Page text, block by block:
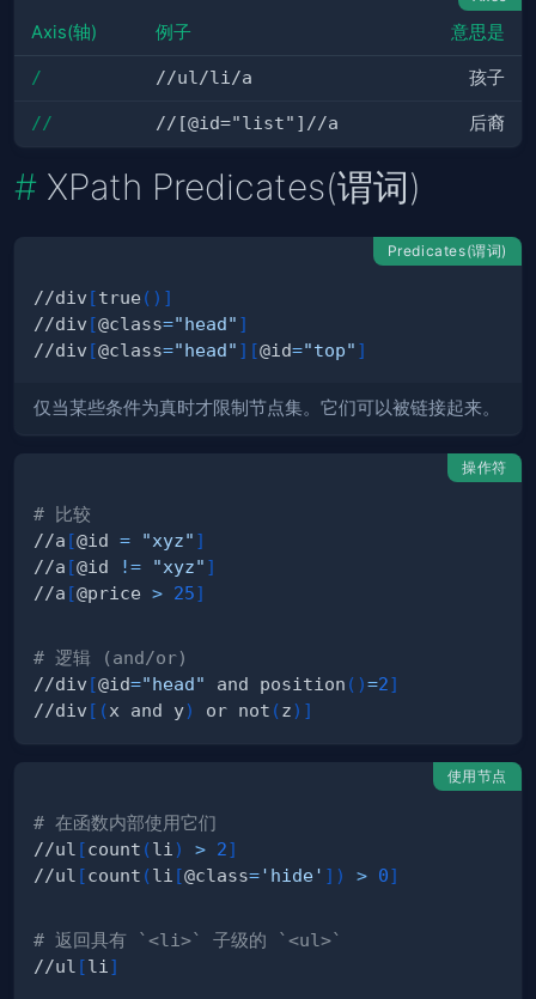
Axis(轴) 例子 意思是
/ //ul/li/a 孩子
// //[@id="list"]//a 后裔
XPath Predicates(谓词)
Predicates(谓词)
//div [true ( ) ]
//div [@class="head" ]
//div [@class="head" ] [@id="top" ]
仅当某些条件为真时才限制节点集。它们可以被链接起来。
操作符
# 比较
//a [@id = "xyz" ]
//a [@id != "xyz" ]
//a [@price > 25]
# 逻辑 (and/or)
//div [@id="head" and position ( )=2]
//div [ (x and y) or not (z) ]
使用节点
# 在函数内部使用它们
//ul [count (li ) > 2]
//ul [count (li [@class='hide' ] ) > 0]
# 返回具有 `<li>` 子级的 `<ul>`
//ul [li ]